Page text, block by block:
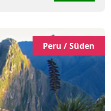
Peru / Süden